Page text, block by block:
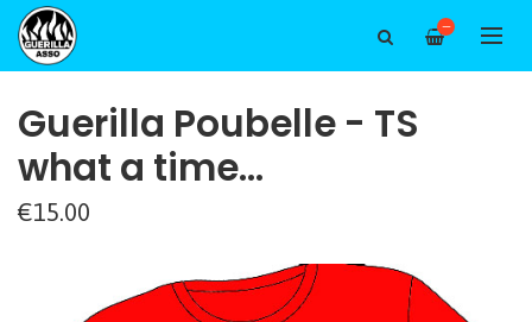
—
Guerilla Poubelle - TS
what a time...
€15.00